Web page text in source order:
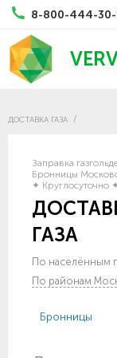
8-800-444-30-
ДОСТАВКА ГАЗА
ГАЗА
Заправка
Бронницы
✦ Круглосуточно
По населённым
По районам
Бронницы